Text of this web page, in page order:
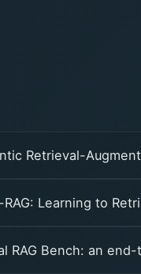
Retrieval-
RAG: Learning to
RAG Bench: an